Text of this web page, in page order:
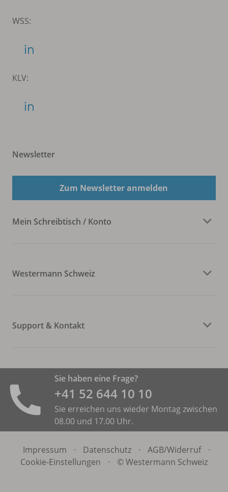
WSS:
KLV:
Newsletter
Zum Newsletter anmelden
Mein Schreibtisch / Konto
Westermann Schweiz
Support & Kontakt
Sie haben eine Frage?
+41 52 644 10 10
Sie erreichen uns wieder Montag zwischen
08.00 und 17.00 Uhr.
Impressum · Datenschutz · AGB/Widerruf
·
Cookie-Einstellungen
· © Westermann Schweiz